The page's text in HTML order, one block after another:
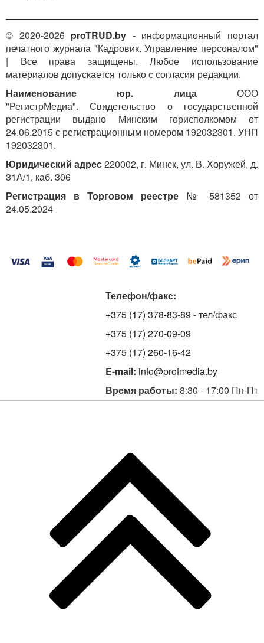
© 2020-2026 proTRUD.by - информационный портал
печатного журнала "Кадровик. Управление персоналом"
| Все права защищены. Любое использование
материалов допускается только с согласия редакции.
Наименование юр. лицаООО
"РегистрМедиа". Свидетельство о государственной
регистрации выдано Минским горисполкомом от
24.06.2015 с регистрационным номером 192032301. УНП
192032301.
Юридический адрес220002, г. Минск, ул. В. Хоружей, д.
31А/1, каб. 306
Регистрация в Торговом реестре № 581352 от
24.05.2024
Телефон/факс:
+375 (17) 378-83-89 - тел/факс
+375 (17) 270-09-09
+375 (17) 260-16-42
E-mail: info@profmedia.by
Время работы: 8:30 - 17:00 Пн-Пт